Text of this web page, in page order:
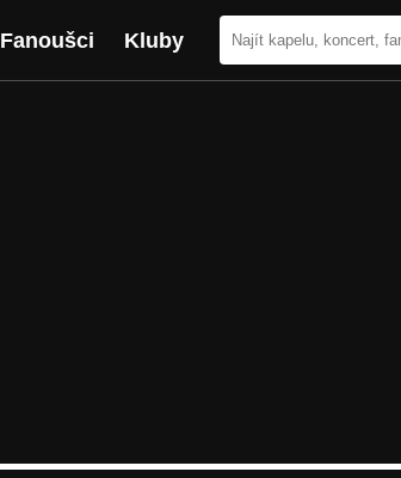
Fanoušci Kluby